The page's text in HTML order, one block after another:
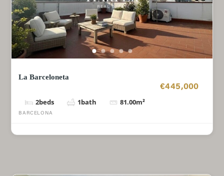
La Barceloneta
€445,000
2beds 1bath 81.00m²
BARCELONA